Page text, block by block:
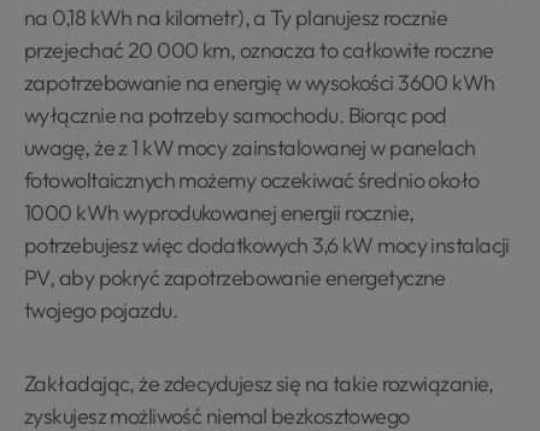
na 0,18 kWh na kilometr), a Ty planujesz rocznie
przejechać 20 000 km, oznacza to całkowite roczne
zapotrzebowanie na energię w wysokości 3600 kWh
wyłącznie na potrzeby samochodu. Biorąc pod
uwagę, że z 1 kW mocy zainstalowanej w panelach
fotowoltaicznych możemy oczekiwać średnio około
1000 kWh wyprodukowanej energii rocznie,
potrzebujesz więc dodatkowych 3,6 kW mocy instalacji
PV, aby pokryć zapotrzebowanie energetyczne
twojego pojazdu.
Zakładając, że zdecydujesz się na takie rozwiązanie,
zyskujesz możliwość niemal bezkosztowego